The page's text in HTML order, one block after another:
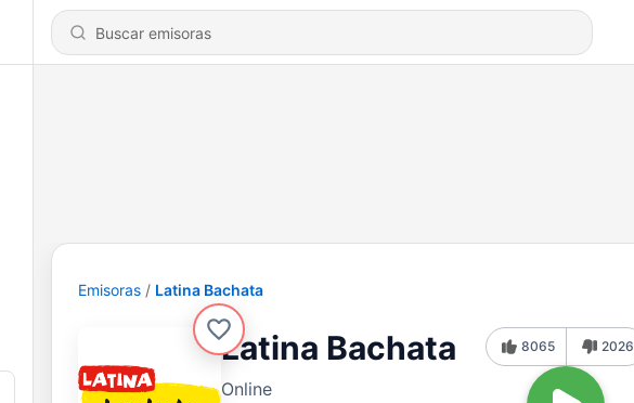
Emisoras Latina Bachata
Latina Bachata
Online
8065 2026